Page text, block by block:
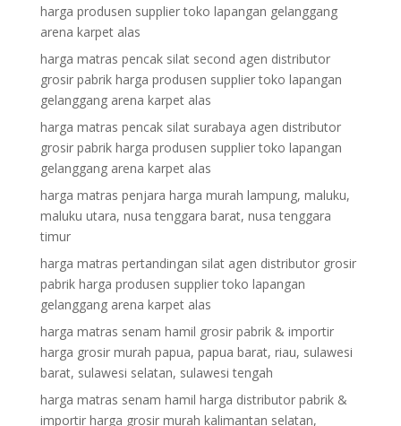
harga produsen supplier toko lapangan gelanggang
arena karpet alas
harga matras pencak silat second agen distributor
grosir pabrik harga produsen supplier toko lapangan
gelanggang arena karpet alas
harga matras pencak silat surabaya agen distributor
grosir pabrik harga produsen supplier toko lapangan
gelanggang arena karpet alas
harga matras penjara harga murah lampung, maluku,
maluku utara, nusa tenggara barat, nusa tenggara
timur
harga matras pertandingan silat agen distributor grosir
pabrik harga produsen supplier toko lapangan
gelanggang arena karpet alas
harga matras senam hamil grosir pabrik & importir
harga grosir murah papua, papua barat, riau, sulawesi
barat, sulawesi selatan, sulawesi tengah
harga matras senam hamil harga distributor pabrik &
importir harga grosir murah kalimantan selatan,